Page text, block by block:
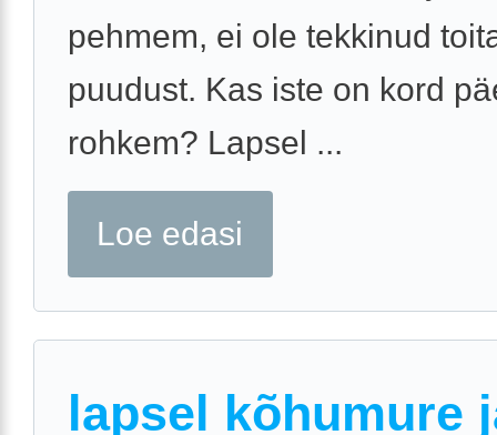
pehmem, ei ole tekkinud
puudust. Kas iste on kord
rohkem? Lapsel ...
Loe edasi
lapsel kõhumure